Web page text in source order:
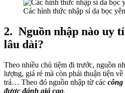
Các hình thức nhập sỉ da bọc
2. Nguồn nhập nào uy
lâu dài?
Theo nhiều chủ tiệm đi trước, nguồn
lượng, giá rẻ mà còn phải thuận tiện
trả… Theo đó nguồn nhập từ các công
được đánh giá cao.